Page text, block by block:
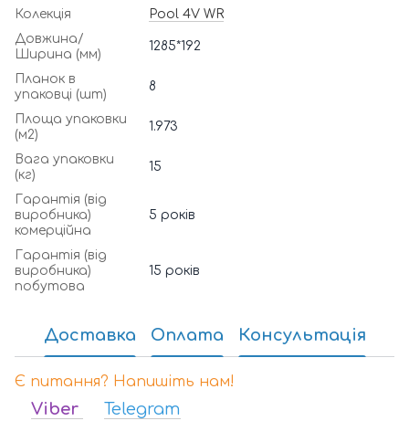
Колекція
Pool 4V WR
Довжина/
Ширина (мм)
1285*192
Планок в
упаковці (шт)
8
Площа упаковки
(м2)
1.973
Вага упаковки
(кг)
15
Гарантія (від
виробника)
комерційна
5 років
Гарантія (від
виробника)
побутова
15 років
Доставка Оплата Консультація
Є питання? Напишіть нам!
Viber Telegram